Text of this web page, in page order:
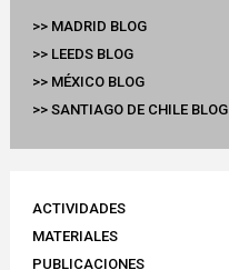
>> MADRID BLOG
>> LEEDS BLOG
>> MÉXICO BLOG
>> SANTIAGO DE CHILE BLOG
ACTIVIDADES
MATERIALES
PUBLICACIONES